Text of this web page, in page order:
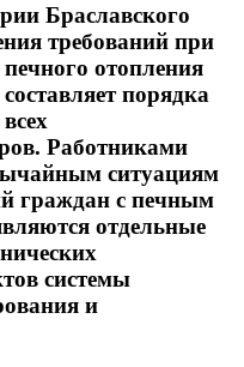
Браславского
требований при
отопления
порядка
Работниками
ситуациям
граждан с печным
отдельные
системы
и